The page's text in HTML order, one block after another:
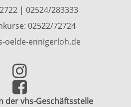
| 02524/283333
02522/72724
oelde-ennigerloh.de
der vhs-Geschäftsstelle